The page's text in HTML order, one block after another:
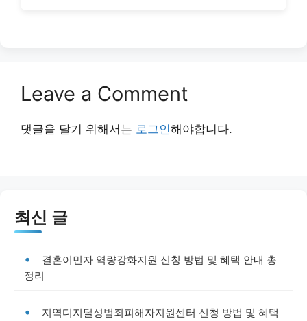
Leave a Comment
댓글을 달기 위해서는 로그인해야합니다.
최신 글
결혼이민자 역량강화지원 신청 방법 및 혜택 안내 총
정리
지역디지털성범죄피해자지원센터 신청 방법 및 혜택